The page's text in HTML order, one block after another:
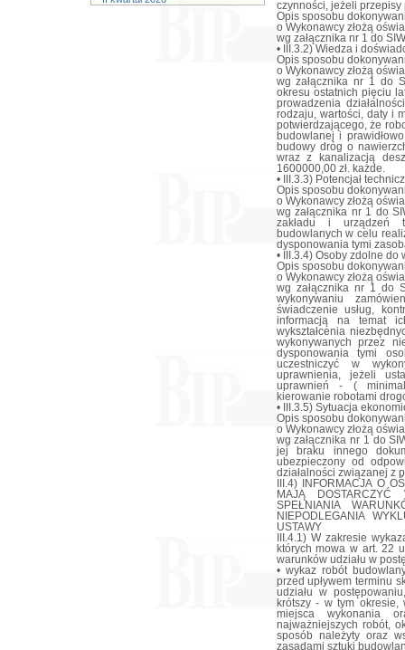
czynności, jeżeli
Opis sposobu
o Wykonawcy złożą
wg załącznika nr 1 do
• III.3.2) Wiedza i
Opis sposobu
o Wykonawcy złożą
wg załącznika nr 1 do
okresu ostatnich pięciu
prowadzenia
rodzaju, wartości, daty i
potwierdzającego, że
budowlanej i
budowy dróg o
wraz z kanalizacją
1600000,00 zł. każde.
• III.3.3) Potencjał
Opis sposobu
o Wykonawcy złożą
wg załącznika nr 1 do
zakładu i urządzeń
budowlanych w celu
dysponowania tymi
• III.3.4) Osoby zdolne
Opis sposobu
o Wykonawcy złożą
wg załącznika nr 1 do
wykonywaniu
świadczenie usług,
informacją na temat
wykształcenia
wykonywanych przez
dysponowania tymi
uczestniczyć w
uprawnienia, jeżeli
uprawnień - (
kierowanie robotami
• III.3.5) Sytuacja
Opis sposobu
o Wykonawcy złożą
wg załącznika nr 1 do
jej braku innego
ubezpieczony od
działalności związanej z
III.4) INFORMACJA O
MAJĄ DOSTARCZYĆ
SPEŁNIANIA
NIEPODLEGANIA
USTAWY
III.4.1) W zakresie
których mowa w art. 22
warunków udziału w
• wykaz robót
przed upływem terminu
udziału w
krótszy - w tym
miejsca wykonania
najważniejszych robót,
sposób należyty oraz
zasadami sztuki